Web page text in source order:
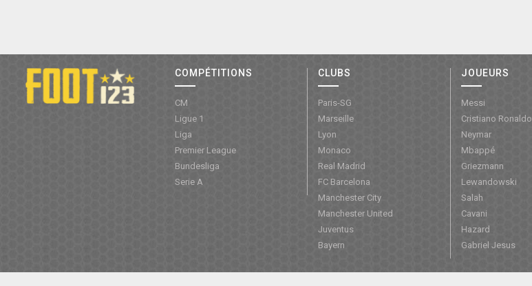
COMPÉTITIONS
CM
Ligue 1
Liga
Premier League
Bundesliga
Serie A
CLUBS
Paris-SG
Marseille
Lyon
Monaco
Real Madrid
FC Barcelona
Manchester City
Manchester United
Juventus
Bayern
JOUEURS
Messi
Cristiano Ronaldo
Neymar
Mbappé
Griezmann
Lewandowski
Salah
Cavani
Hazard
Gabriel Jesus